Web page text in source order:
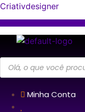
Criativdesigner
Pesquisar
produtos
Minha Conta